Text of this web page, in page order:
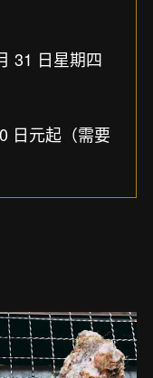
31 日星期四
日元起（需要